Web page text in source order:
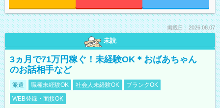
掲載日：2026.08.07
未読
3ヵ月で71万円稼ぐ！未経験OK＊おばあちゃん
のお話相手など
派遣 職種未経験OK 社会人未経験OK
ブランクOK
WEB登録・面接OK